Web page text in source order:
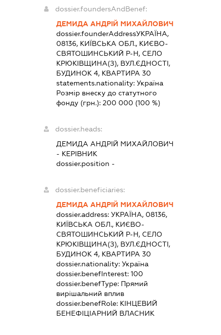
dossier.foundersAndBenef:
ДЕМИДА АНДРІЙ МИХАЙЛОВИЧ
dossier.founderAddressУКРАЇНА,
08136, КИЇВСЬКА ОБЛ., КИЄВО-
СВЯТОШИНСЬКИЙ Р-Н, СЕЛО
КРЮКІВЩИНА(З), ВУЛ.ЄДНОСТІ,
БУДИНОК 4, КВАРТИРА 30
statements.nationality: Україна
Розмір внеску до статутного
фонду (грн.): 200 000 (100 %)
dossier.heads:
ДЕМИДА АНДРІЙ МИХАЙЛОВИЧ
- КЕРІВНИК
dossier.position -
dossier.beneficiaries:
ДЕМИДА АНДРІЙ МИХАЙЛОВИЧ
dossier.address: УКРАЇНА, 08136,
КИЇВСЬКА ОБЛ., КИЄВО-
СВЯТОШИНСЬКИЙ Р-Н, СЕЛО
КРЮКІВЩИНА(З), ВУЛ.ЄДНОСТІ,
БУДИНОК 4, КВАРТИРА 30
dossier.nationality: Україна
dossier.benefInterest: 100
dossier.benefType: Прямий
вирішальний вплив
dossier.benefRole: КІНЦЕВИЙ
БЕНЕФІЦІАРНИЙ ВЛАСНИК